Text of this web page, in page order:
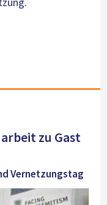
zu Gast
Vernetzungstag